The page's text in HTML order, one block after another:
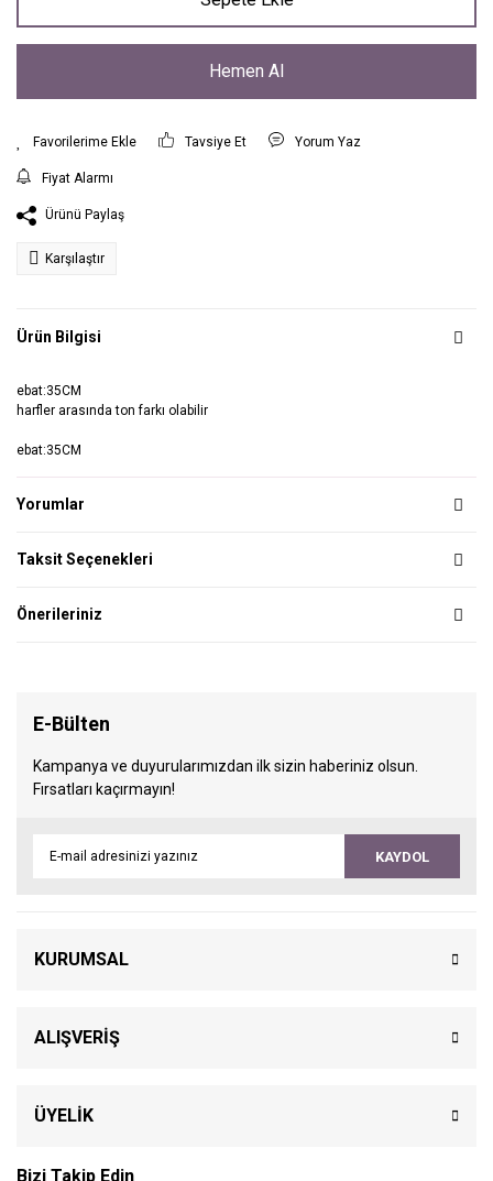
Hemen Al
Tavsiye Et Yorum Yaz
Fiyat Alarmı
Ürünü Paylaş
Karşılaştır
Ürün Bilgisi
ebat:35CM
harfler arasında ton farkı olabilir
ebat:35CM
Yorumlar
Taksit Seçenekleri
Önerileriniz
E-Bülten
Kampanya ve duyurularımızdan ilk sizin haberiniz olsun.
Fırsatları kaçırmayın!
KAYDOL
KURUMSAL
ALIŞVERİŞ
ÜYELİK
Bizi Takip Edin